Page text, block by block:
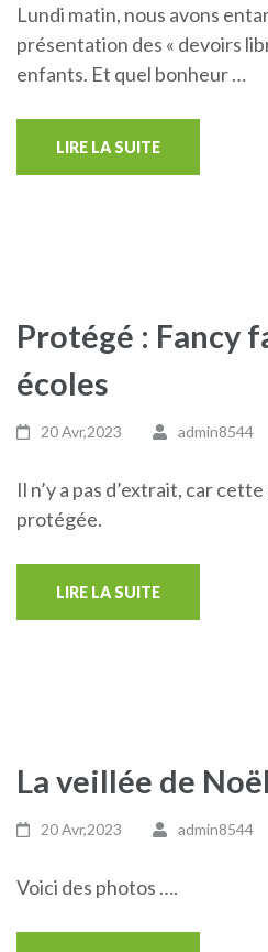
Lundi matin, nous avons
présentation des « devoirs
enfants. Et quel bonheur …
LIRE LA SUITE
Protégé : Fancy
écoles
20 Avr,2023 admin8544
Il n’y a pas d’extrait, car
protégée.
LIRE LA SUITE
La veillée de Noël
20 Avr,2023 admin8544
Voici des photos ….